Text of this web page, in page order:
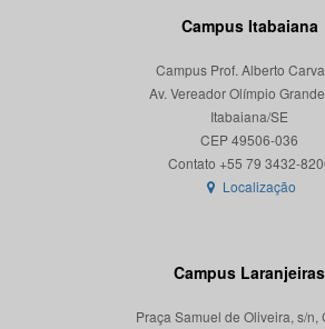
Campus Itabaiana
Campus Prof. Alberto
Av. Vereador Olímpio
Itabaiana/SE
CEP 49506-036
Localização
Campus Laranjeiras
Praça Samuel de Oliveira, s/n,